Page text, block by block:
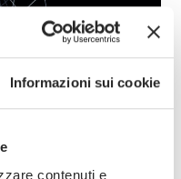
Informazioni sui cookie
contenuti e